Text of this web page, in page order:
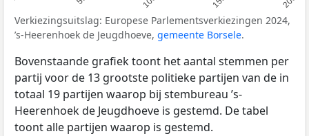
Verkiezingsuitslag: Europese Parlementsverkiezingen 2024,
’s-Heerenhoek de Jeugdhoeve, gemeente Borsele.
Bovenstaande grafiek toont het aantal stemmen per
partij voor de 13 grootste politieke partijen van de in
totaal 19 partijen waarop bij stembureau ’s-
Heerenhoek de Jeugdhoeve is gestemd. De tabel
toont alle partijen waarop is gestemd.